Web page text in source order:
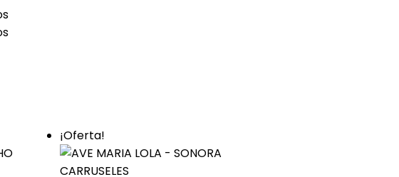
¡Oferta!